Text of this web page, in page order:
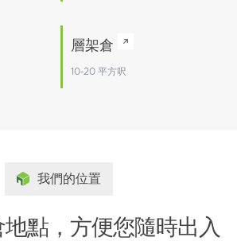
層架倉
10-20 平方呎
我們的位置
點，方便您隨時出入